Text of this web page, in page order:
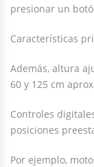
presionar un
Características
Además, altura
60 y 125 cm
Controles
posiciones
Por ejemplo,